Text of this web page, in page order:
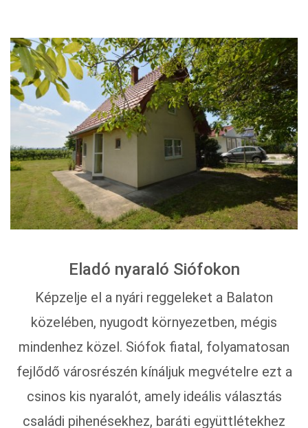
Eladó nyaraló Siófokon
Képzelje el a nyári reggeleket a Balaton
közelében, nyugodt környezetben, mégis
mindenhez közel. Siófok fiatal, folyamatosan
fejlődő városrészén kínáljuk megvételre ezt a
csinos kis nyaralót, amely ideális választás
családi pihenésekhez, baráti együttlétekhez